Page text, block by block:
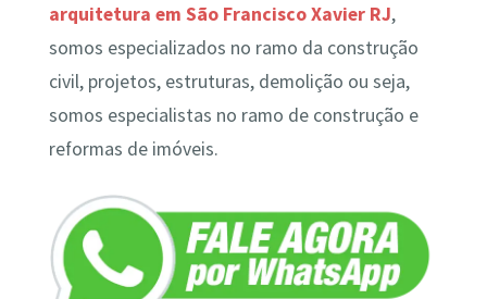
arquitetura em São Francisco Xavier RJ,
somos especializados no ramo da construção
civil, projetos, estruturas, demolição ou seja,
somos especialistas no ramo de construção e
reformas de imóveis.